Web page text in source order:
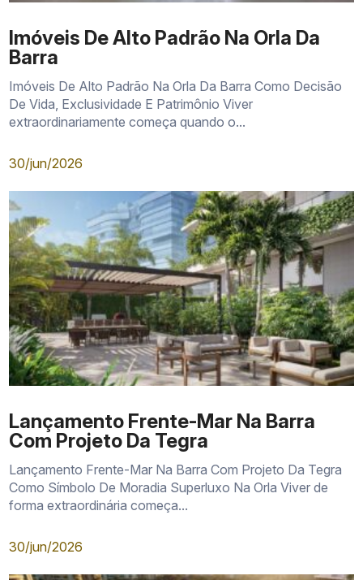
Imóveis De Alto Padrão Na Orla Da
Barra
Imóveis De Alto Padrão Na Orla Da Barra Como Decisão
De Vida, Exclusividade E Patrimônio Viver
extraordinariamente começa quando o...
30/jun/2026
Lançamento Frente-Mar Na Barra
Com Projeto Da Tegra
Lançamento Frente-Mar Na Barra Com Projeto Da Tegra
Como Símbolo De Moradia Superluxo Na Orla Viver de
forma extraordinária começa...
30/jun/2026